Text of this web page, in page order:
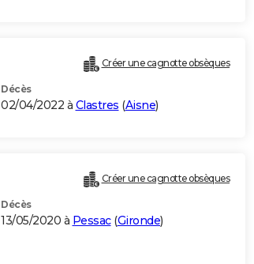
Créer une cagnotte obsèques
Décès
02/04/2022 à Clastres (Aisne)
Créer une cagnotte obsèques
Décès
13/05/2020 à Pessac(Gironde)